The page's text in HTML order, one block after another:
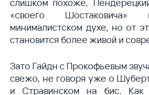
слишком похоже,
«своего
минималистском духе, но от
становится более живой и
Зато Гайдн с Прокофьевым
свежо, не говоря уже о
и Стравинском на бис.